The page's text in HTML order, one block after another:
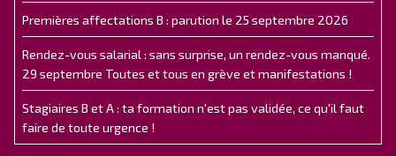
Premières affectations B : parution le 25 septembre 2026
Rendez-vous salarial : sans surprise, un rendez-vous manqué.
29 septembre Toutes et tous en grève et manifestations !
Stagiaires B et A : ta formation n'est pas validée, ce qu'il faut
faire de toute urgence !